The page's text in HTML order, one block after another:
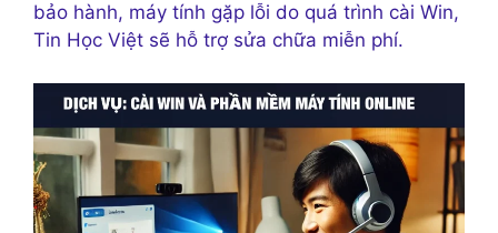
bảo hành, máy tính gặp lỗi do quá trình cài Win,
Tin Học Việt sẽ hỗ trợ sửa chữa miễn phí.